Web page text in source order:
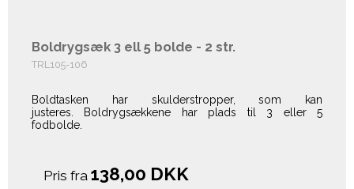
Boldrygsæk 3 ell 5 bolde - 2 str.
TRL105-106
Boldtasken har skulderstropper, som kan
justeres. Boldrygsækkene har plads til 3 eller 5
fodbolde.
Pris fra 138,00 DKK